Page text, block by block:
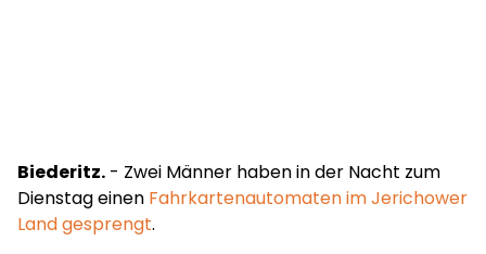
Biederitz. - Zwei Männer haben in der Nacht zum
Dienstag einen Fahrkartenautomaten im Jerichower
Land gesprengt.